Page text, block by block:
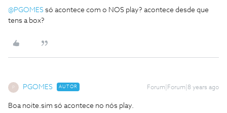
@PGOMES só acontece com o NOS play? acontece desde que
tens a box?
PGOMES AUTOR Forum|Forum|8 years ago
Boa noite.sim só acontece no nós play.